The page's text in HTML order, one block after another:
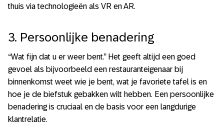
thuis via technologieën als VR en AR.
3. Persoonlijke benadering
“Wat fijn dat u er weer bent.” Het geeft altijd een goed
gevoel als bijvoorbeeld een restauranteigenaar bij
binnenkomst weet wie je bent, wat je favoriete tafel is en
hoe je de biefstuk gebakken wilt hebben. Een persoonlijke
benadering is cruciaal en de basis voor een langdurige
klantrelatie.